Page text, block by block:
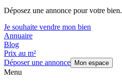
Déposez une annonce pour votre bien.
Je souhaite vendre mon bien
Annuaire
Blog
Prix au m²
Déposer une annonce
Mon espace
Menu